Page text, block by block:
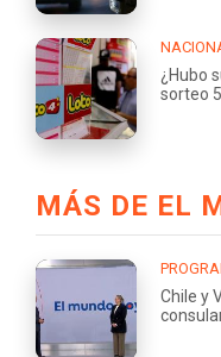
¿Hubo
sorteo
MÁS DE EL
Chile y